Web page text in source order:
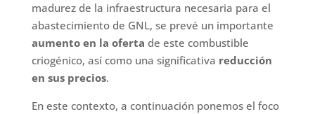
madurez de la infraestructura necesaria para el
abastecimiento de GNL, se prevé un importante
aumento en la oferta de este combustible
criogénico, así como una significativa reducción
en sus precios.
En este contexto, a continuación ponemos el foco